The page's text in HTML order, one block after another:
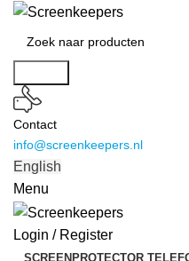
Contact
info@screenkeepers.nl
English
Menu
Login / Register
SCREENPROTECTOR